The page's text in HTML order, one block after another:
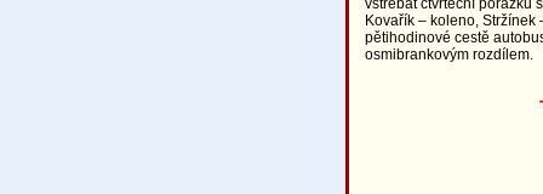
vstřebat čtvrteční porážku
Kovařík – koleno,
pětihodinové cestě
osmibrankovým rozdílem.